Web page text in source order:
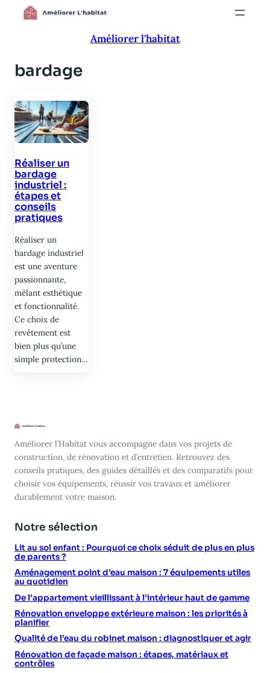
Aller
Améliorer l'habitat
bardage
Réaliser un
bardage
industriel :
étapes et
conseils
pratiques
Réaliser un
bardage industriel
est une aventure
passionnante,
mêlant esthétique
et fonctionnalité.
Ce choix de
revêtement est
bien plus qu’une
simple protection…
Améliorer l’Habitat vous accompagne dans vos projets de
construction, de rénovation et d’entretien. Retrouvez des
conseils pratiques, des guides détaillés et des comparatifs pour
choisir vos équipements, réussir vos travaux et améliorer
durablement votre maison.
Notre sélection
Lit au sol enfant : Pourquoi ce choix séduit de plus en plus
de parents ?
Aménagement point d’eau maison : 7 équipements utiles
au quotidien
De l’appartement vieillissant à l’intérieur haut de gamme
Rénovation enveloppe extérieure maison : les priorités à
planifier
Qualité de l’eau du robinet maison : diagnostiquer et agir
Rénovation de façade maison : étapes, matériaux et
contrôles